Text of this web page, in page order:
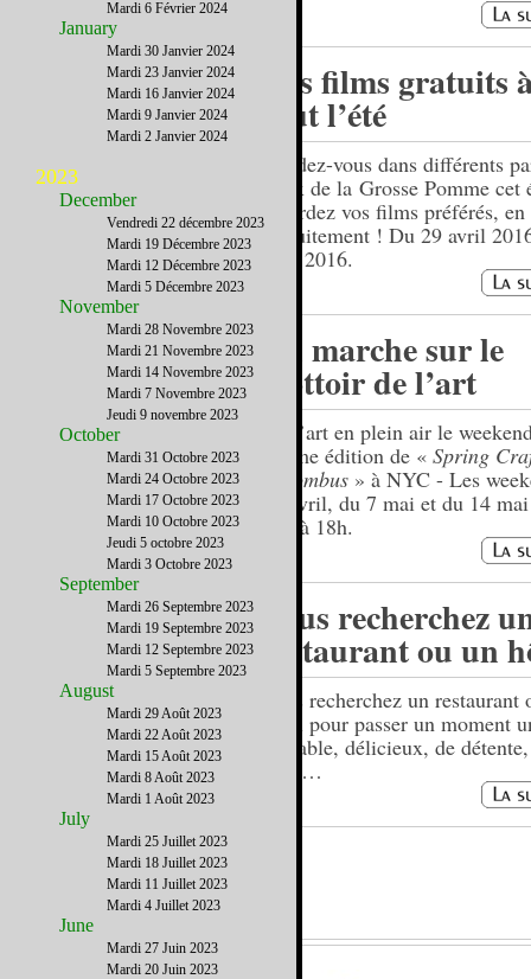
Des films gratuits
tout l’été
Rendez-vous dans différents
lieux de la Grosse Pomme cet
regardez vos films préférés,
gratuitement ! Du 29 avril
août 2016.
En marche sur le
trottoir de l’art
De l’art en plein air le
37ème édition de « Spring
Colombus » à NYC - Les
30 avril, du 7 mai et du 14
10h à 18h.
Vous recherchez
restaurant ou un
Vous recherchez un restaurant
hôtel pour passer un moment
agréable, délicieux, de
nous…
Mardi 6 Février 2024
January
Mardi 30 Janvier 2024
Mardi 23 Janvier 2024
Mardi 16 Janvier 2024
Mardi 9 Janvier 2024
Mardi 2 Janvier 2024
2023
December
Vendredi 22 décembre 2023
Mardi 19 Décembre 2023
Mardi 12 Décembre 2023
Mardi 5 Décembre 2023
November
Mardi 28 Novembre 2023
Mardi 21 Novembre 2023
Mardi 14 Novembre 2023
Mardi 7 Novembre 2023
Jeudi 9 novembre 2023
October
Mardi 31 Octobre 2023
Mardi 24 Octobre 2023
Mardi 17 Octobre 2023
Mardi 10 Octobre 2023
Jeudi 5 octobre 2023
Mardi 3 Octobre 2023
September
Mardi 26 Septembre 2023
Mardi 19 Septembre 2023
Mardi 12 Septembre 2023
Mardi 5 Septembre 2023
August
Mardi 29 Août 2023
Mardi 22 Août 2023
Mardi 15 Août 2023
Mardi 8 Août 2023
Mardi 1 Août 2023
July
Mardi 25 Juillet 2023
Mardi 18 Juillet 2023
Mardi 11 Juillet 2023
Mardi 4 Juillet 2023
June
Mardi 27 Juin 2023
Mardi 20 Juin 2023